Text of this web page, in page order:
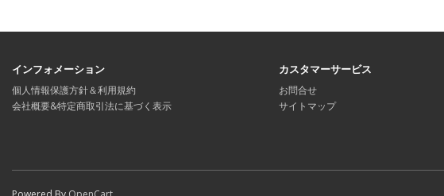
インフォメーション
個人情報保護方針＆利用規約
会社概要&特定商取引法に基づく表示
カスタマーサービス
お問合せ
サイトマップ